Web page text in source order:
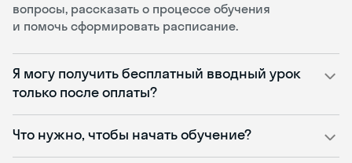
вопросы, рассказать о процессе обучения
и помочь сформировать расписание.
Я могу получить бесплатный вводный урок
только после оплаты?
Что нужно, чтобы начать обучение?